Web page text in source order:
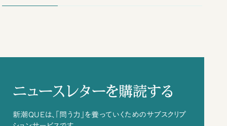
ニュースレターを購読する
新潮QUEは、「問う力」を養っていくためのサブスクリプ